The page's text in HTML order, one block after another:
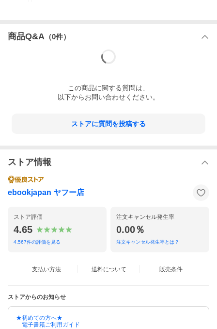
商品Q&A （0件）
この商品に関する質問は、
以下からお問い合わせください。
ストアに質問を投稿する
ストア情報
ebookjapan ヤフー店
ストア評価
4.65
4,567件の評価を見る
注文キャンセル発生率
0.00％
注文キャンセル発生率とは？
支払い方法 送料について 販売条件
ストアからのお知らせ
★初めての方へ★
電子書籍ご利用ガイド